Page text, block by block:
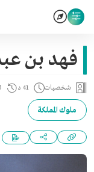
فهد بن
شخصيات 41 د
ملوك المملكة